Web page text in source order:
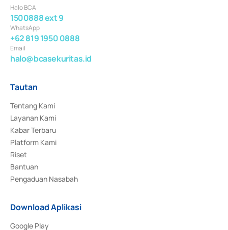
Halo BCA
1500888 ext 9
WhatsApp
+62 819 1950 0888
Email
halo@bcasekuritas.id
Tautan
Tentang Kami
Layanan Kami
Kabar Terbaru
Platform Kami
Riset
Bantuan
Pengaduan Nasabah
Download Aplikasi
Google Play